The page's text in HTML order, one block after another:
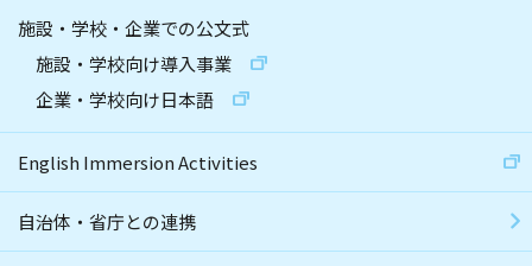
施設・学校・企業での公文式
施設・学校向け導入事業
企業・学校向け日本語
English Immersion Activities
自治体・省庁との連携